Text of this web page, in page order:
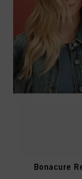
Bonacure